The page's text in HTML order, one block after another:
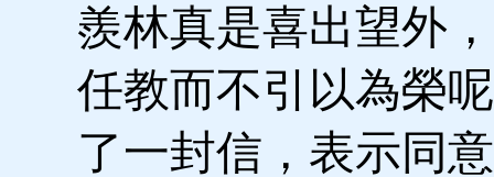
羨林真是喜出望外
任教而不引以為榮
了一封信，表示同